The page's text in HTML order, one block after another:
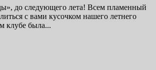
до следующего лета! Всем пламенный
с вами кусочком нашего летнего
клубе была...